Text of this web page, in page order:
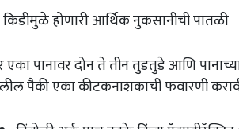
किडीमुळे होणारी आर्थिक नुकसानीची पातळी
एका पानावर दोन ते तीन तुडतुडे आणि
पैकी एका कीटकनाशकाची फवारणी
निंबोळी अर्क पाच टक्के किंवा